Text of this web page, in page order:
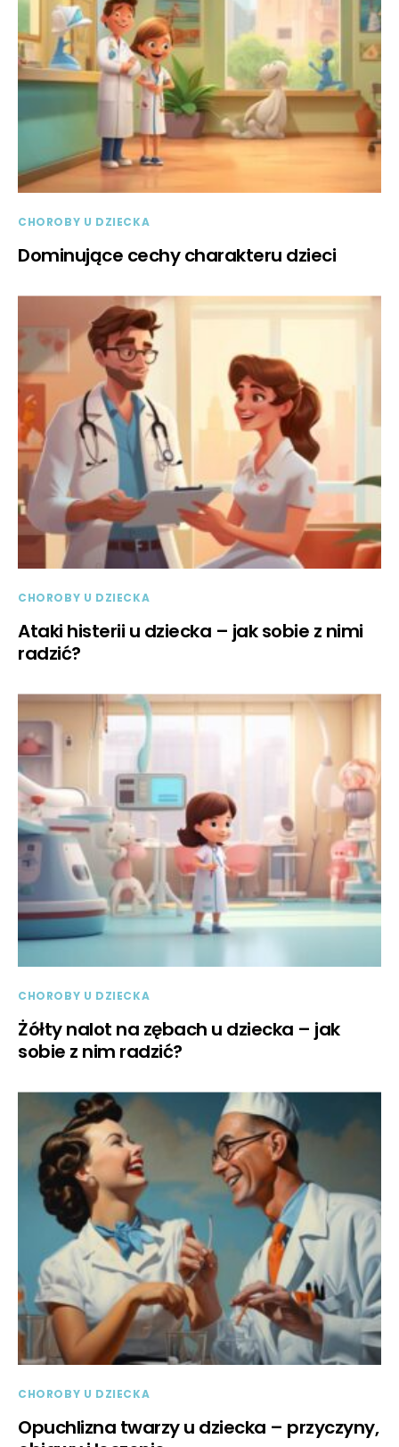
CHOROBY U DZIECKA
Dominujące cechy charakteru dzieci
CHOROBY U DZIECKA
Ataki histerii u dziecka – jak sobie z nimi
radzić?
CHOROBY U DZIECKA
Żółty nalot na zębach u dziecka – jak
sobie z nim radzić?
CHOROBY U DZIECKA
Opuchlizna twarzy u dziecka – przyczyny,